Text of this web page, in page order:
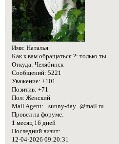
Имя: Наталья
Как к вам обращаться ?: только ты
Откуда: Челябинск
Сообщений: 5221
Уважение: +101
Позитив: +71
Пол: Женский
Mail Agent: _sunny-day_@mail.ru
Провел на форуме:
1 месяц 16 дней
Последний визит:
12-04-2026 09:20:31